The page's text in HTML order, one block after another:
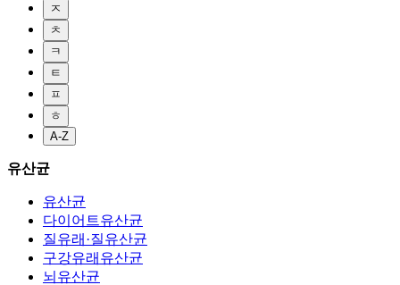
ㅈ
ㅊ
ㅋ
ㅌ
ㅍ
ㅎ
A-Z
유산균
유산균
다이어트유산균
질유래·질유산균
구강유래유산균
뇌유산균